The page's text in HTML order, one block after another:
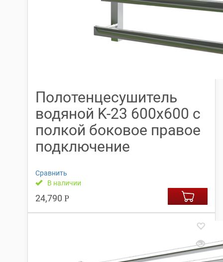
Полотенцесушитель
водяной K-23 600х600 с
полкой боковое правое
подключение
Сравнить
В наличии
24,790 Р